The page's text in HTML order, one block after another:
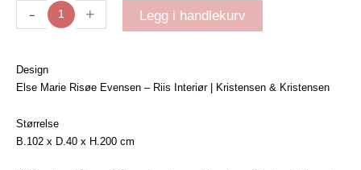
- + Legg i handlekurv
Design
Else Marie Risøe Evensen – Riis Interiør | Kristensen & Kristensen
Størrelse
B.102 x D.40 x H.200 cm